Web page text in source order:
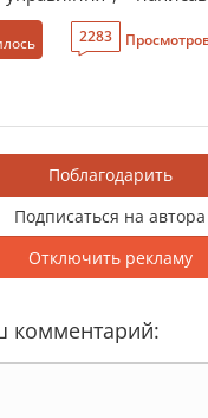
2283
Поблагодарить
Подписаться на автора
Отключить рекламу
комментарий: